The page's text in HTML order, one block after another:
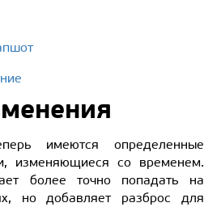
имеются определенные
изменяющиеся со временем.
более точно попадать на
но добавляет разброс для